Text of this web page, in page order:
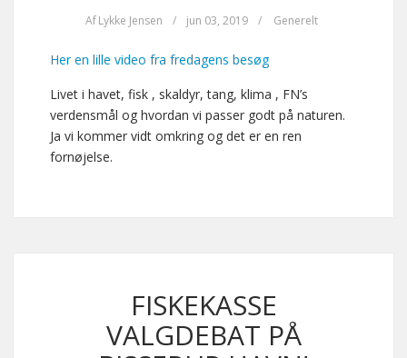
Af Lykke Jensen / jun 03, 2019 / Generelt
Her en lille video fra fredagens besøg
Livet i havet, fisk , skaldyr, tang, klima , FN’s
verdensmål og hvordan vi passer godt på naturen.
Ja vi kommer vidt omkring og det er en ren
fornøjelse.
FISKEKASSE
VALGDEBAT PÅ